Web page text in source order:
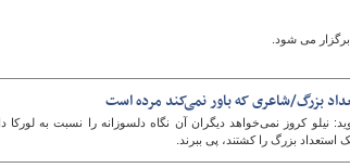
می شود.
بزرگ/شاعری که باور نمی‌کند مرده است
نیلو کروز نمی‌خواهد دیگران آن نگاه دلسوزانه را نسبت به لورکا
بزرگ را کشتند، پی ببرند.